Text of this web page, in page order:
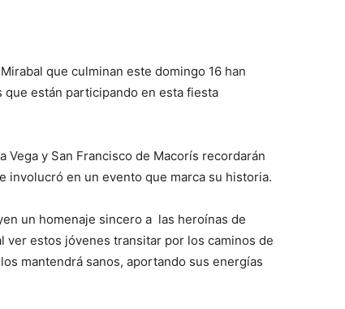
que culminan este domingo 16 han
están parti­cipando en esta fiesta
Vega y San Francisco de Macorís recordarán
invo­lucró en un evento que marca su historia.
un homenaje sincero a las heroínas de
ver estos jóvenes transitar por los caminos de
mantendrá sanos, aportando sus ener­gías